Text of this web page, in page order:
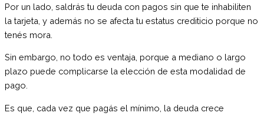
Por un lado, saldrás tu deuda con pagos sin que te inhabiliten
la tarjeta, y además no se afecta tu estatus crediticio porque no
tenés mora.
Sin embargo, no todo es ventaja, porque a mediano o largo
plazo puede complicarse la elección de esta modalidad de
pago.
Es que, cada vez que pagás el mínimo, la deuda crece